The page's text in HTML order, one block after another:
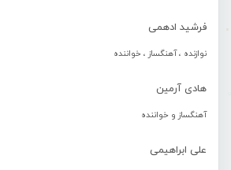
فرشید ادهمی
نوازنده ، آهنگساز ، خواننده
هادی آرمین
آهنگساز و خواننده
علی ابراهیمی